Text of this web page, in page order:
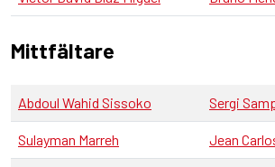
Mittfältare
Abdoul Wahid Sissoko Sergi
Sulayman Marreh Jean